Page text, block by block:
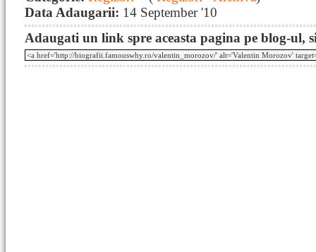
Data Adaugarii: 14 September '10
Adaugati un link spre aceasta pagina pe blog-ul,